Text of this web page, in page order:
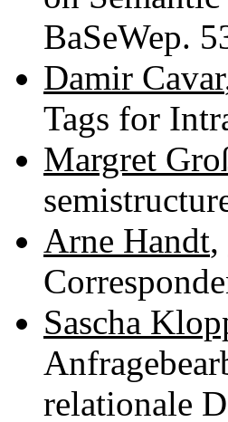
BaSeWep.
Damir Cavar
Tags for
Margret
Arne Handt,
Sascha
relationale